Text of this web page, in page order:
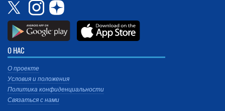
О НАС
О проекте
Условия и положения
Политика конфиденциальности
Связаться с нами